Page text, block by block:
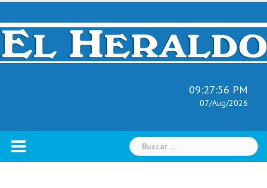
Skip
content
09:27:57 PM
07/Aug/2026
Buscar: